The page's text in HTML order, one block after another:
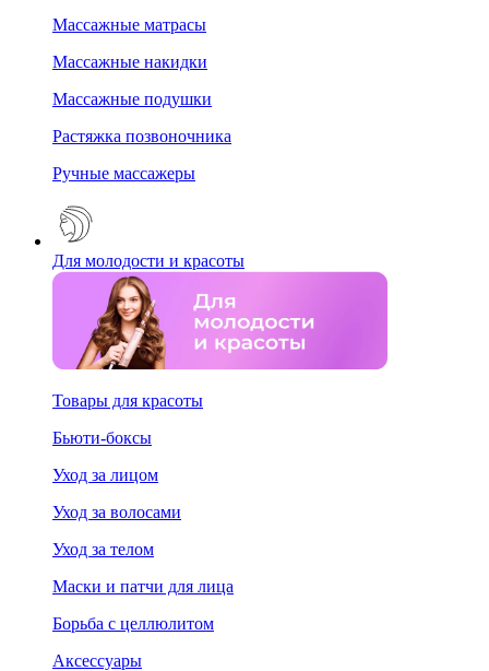
Массажные матрасы
Массажные накидки
Массажные подушки
Растяжка позвоночника
Ручные массажеры
Для молодости и красоты
Товары для красоты
Бьюти-боксы
Уход за лицом
Уход за волосами
Уход за телом
Маски и патчи для лица
Борьба с целлюлитом
Аксессуары